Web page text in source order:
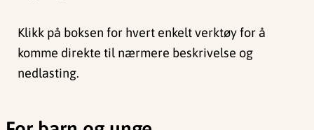
Klikk på boksen for hvert enkelt verktøy for å
komme direkte til nærmere beskrivelse og
nedlasting.